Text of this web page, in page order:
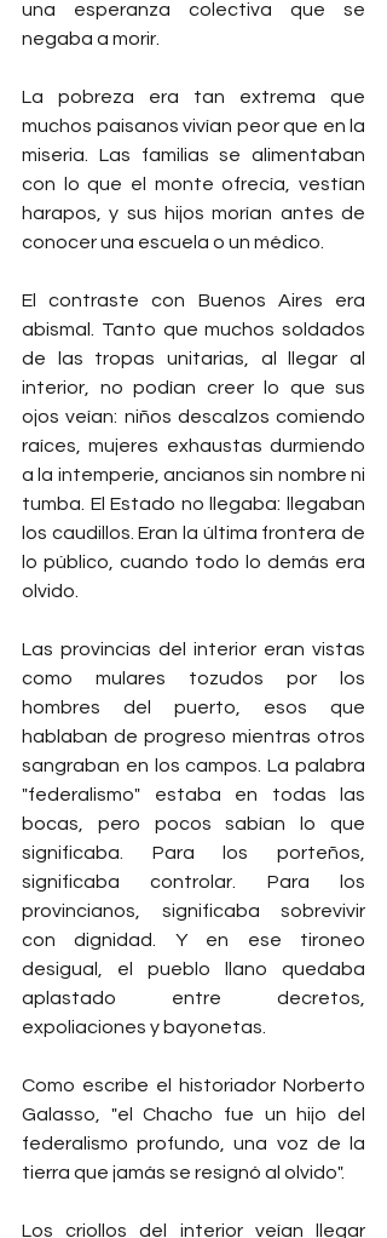
una esperanza colectiva que se
negaba a morir.
La pobreza era tan extrema que
muchos paisanos vivían peor que en la
miseria. Las familias se alimentaban
con lo que el monte ofrecía, vestían
harapos, y sus hijos morían antes de
conocer una escuela o un médico.
El contraste con Buenos Aires era
abismal. Tanto que muchos soldados
de las tropas unitarias, al llegar al
interior, no podían creer lo que sus
ojos veían: niños descalzos comiendo
raíces, mujeres exhaustas durmiendo
a la intemperie, ancianos sin nombre ni
tumba. El Estado no llegaba: llegaban
los caudillos. Eran la última frontera de
lo público, cuando todo lo demás era
olvido.
Las provincias del interior eran vistas
como mulares tozudos por los
hombres del puerto, esos que
hablaban de progreso mientras otros
sangraban en los campos. La palabra
"federalismo" estaba en todas las
bocas, pero pocos sabían lo que
significaba. Para los porteños,
significaba controlar. Para los
provincianos, significaba sobrevivir
con dignidad. Y en ese tironeo
desigual, el pueblo llano quedaba
aplastado entre decretos,
expoliaciones y bayonetas.
Como escribe el historiador Norberto
Galasso, "el Chacho fue un hijo del
federalismo profundo, una voz de la
tierra que jamás se resignó al olvido".
Los criollos del interior veían llegar